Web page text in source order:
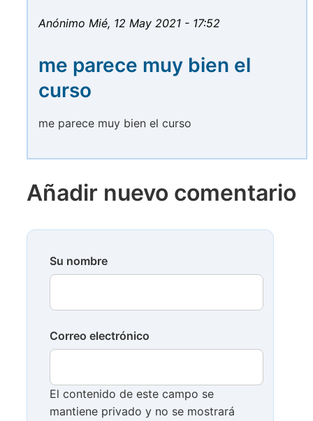
Anónimo Mié, 12 May 2021 - 17:52
me parece muy bien el
curso
me parece muy bien el curso
Añadir nuevo comentario
Su nombre
Correo electrónico
El contenido de este campo se
mantiene privado y no se mostrará